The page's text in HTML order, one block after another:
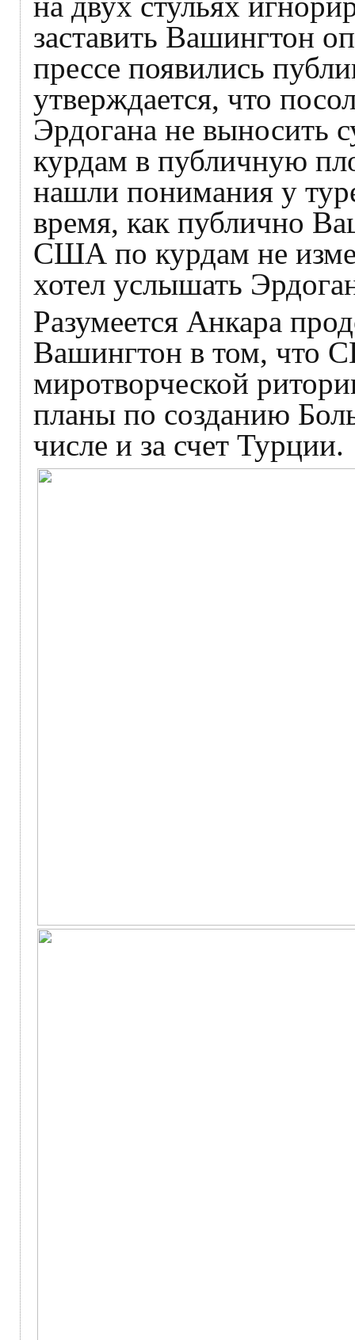
заставить Вашингтон
прессе появились
утверждается, что
Эрдогана не выносить
курдам в публичную
нашли понимания у
время, как публично
США по курдам не
хотел услышать
Разумеется Анкара
Вашингтон в том, что
миротворческой
планы по созданию
числе и за счет Турции.